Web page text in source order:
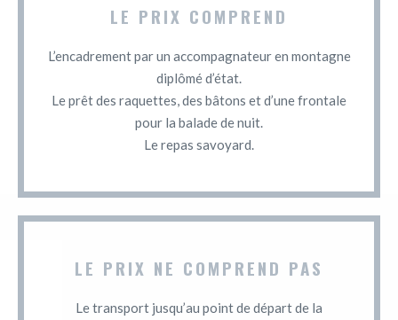
LE PRIX COMPREND
L’encadrement par un accompagnateur en montagne
diplômé d’état.
Le prêt des raquettes, des bâtons et d’une frontale
pour la balade de nuit.
Le repas savoyard.
LE PRIX NE COMPREND PAS
Le transport jusqu’au point de départ de la